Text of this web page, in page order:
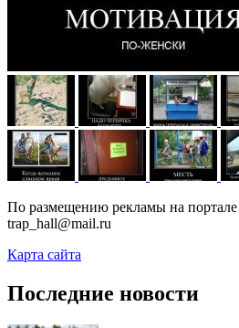
По размещению рекламы на портале
trap_hall@mail.ru
Карта сайта
Последние новости